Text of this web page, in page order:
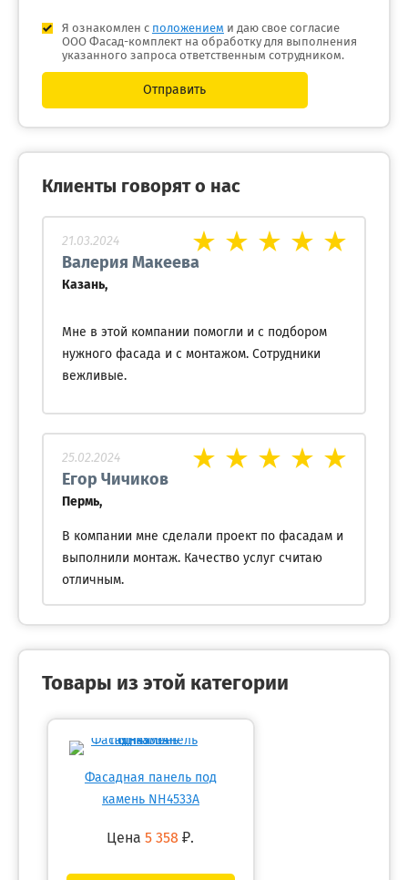
Я ознакомлен с положением и даю свое согласие
ООО Фасад-комплект на обработку для выполнения
указанного запроса ответственным сотрудником.
Отправить
Клиенты говорят о нас
21.03.2024
Валерия Макеева
Казань,
Мне в этой компании помогли и с подбором
нужного фасада и с монтажом. Сотрудники
вежливые.
25.02.2024
Егор Чичиков
Пермь,
В компании мне сделали проект по фасадам и
выполнили монтаж. Качество услуг считаю
отличным.
Товары из этой категории
Фасадная панель под
камень NH4533A
Цена5 358 ₽.